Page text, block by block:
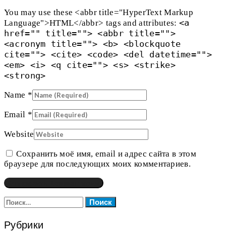
You may use these <abbr title="HyperText Markup
Language">HTML</abbr> tags and attributes: <a
href="" title=""> <abbr title="">
<acronym title=""> <b> <blockquote
cite=""> <cite> <code> <del datetime="">
<em> <i> <q cite=""> <s> <strike>
<strong>
Name *
Email *
Website
Сохранить моё имя, email и адрес сайта в этом
браузере для последующих моих комментариев.
Найти:
Рубрики